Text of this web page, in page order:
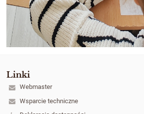
Linki
Webmaster
Wsparcie techniczne